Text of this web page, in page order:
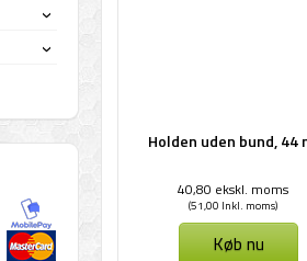
Holden uden bund, 44
40,80 ekskl. moms
(51,00 Inkl. moms)
Køb nu
›
›